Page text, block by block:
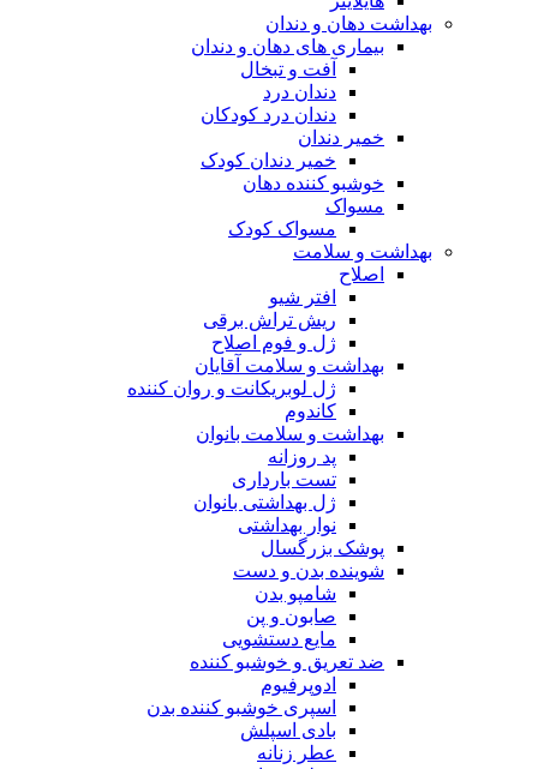
بهداشت دهان و دندان
بیماری های دهان و دندان
آفت و تبخال
دندان درد
دندان درد کودکان
خمیر دندان
خمیر دندان کودک
خوشبو کننده دهان
مسواک
مسواک کودک
بهداشت و سلامت
اصلاح
افتر شیو
ریش تراش برقی
ژل و فوم اصلاح
بهداشت و سلامت آقایان
ژل لوبریکانت و روان کننده
کاندوم
بهداشت و سلامت بانوان
پد روزانه
تست بارداری
ژل بهداشتی بانوان
نوار بهداشتی
پوشک بزرگسال
شوینده بدن و دست
شامپو بدن
صابون و پن
مایع دستشویی
ضد تعریق و خوشبو کننده
ادوپرفیوم
اسپری خوشبو کننده بدن
بادی اسپلش
عطر زنانه